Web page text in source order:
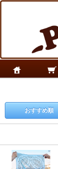
おすすめ順